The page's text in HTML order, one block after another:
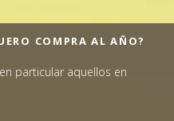
COMPRA AL AÑO?
particular aquellos en